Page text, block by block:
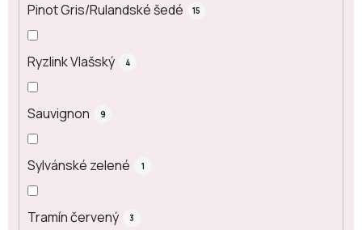
Pinot Gris/Rulandské šedé 15
Ryzlink Vlašský 4
Sauvignon 9
Sylvánské zelené 1
Tramín červený 3